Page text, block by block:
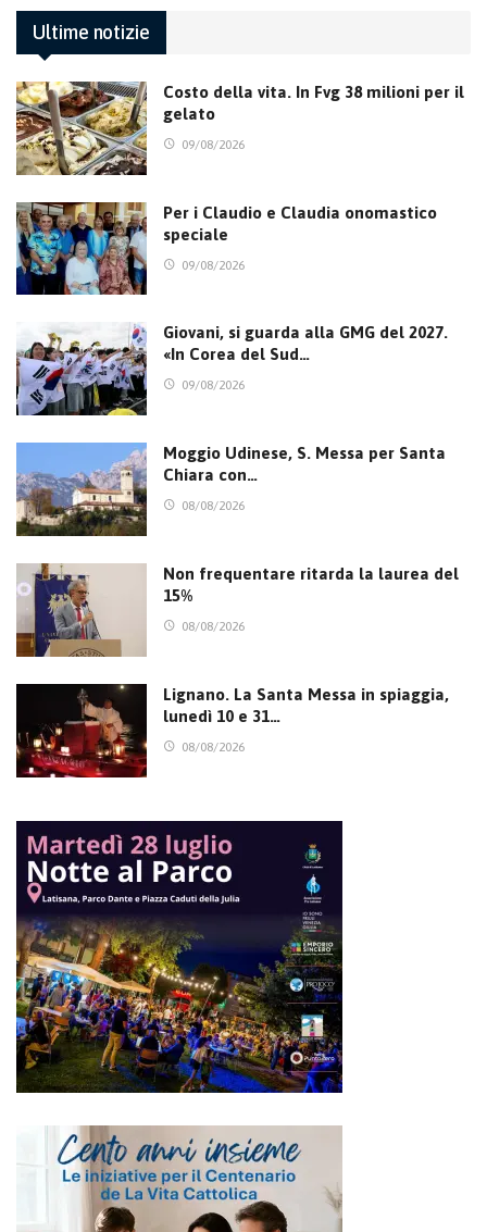
Ultime notizie
Costo della vita. In Fvg 38 milioni per il
gelato
09/08/2026
Per i Claudio e Claudia onomastico
speciale
09/08/2026
Giovani, si guarda alla GMG del 2027.
«In Corea del Sud…
09/08/2026
Moggio Udinese, S. Messa per Santa
Chiara con…
08/08/2026
Non frequentare ritarda la laurea del
15%
08/08/2026
Lignano. La Santa Messa in spiaggia,
lunedì 10 e 31…
08/08/2026